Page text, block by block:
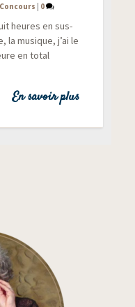
Concours | 0
heures en sus­
la musique, j’ai le
en total
En savoir plus